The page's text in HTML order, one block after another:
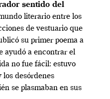
sentido del
literario entre los
de vestuario que
su primer poema a
ayudó a encontrar el
no fue fácil: estuvo
los desórdenes
se plasmaban en sus